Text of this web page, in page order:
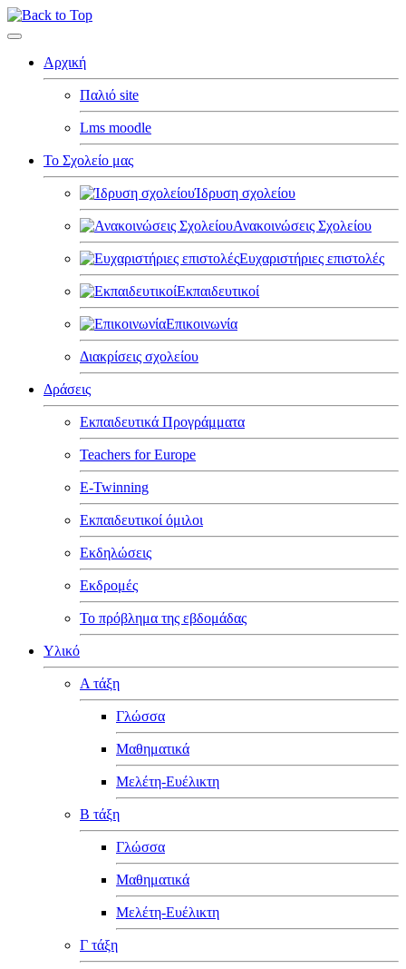
Αρχική
Παλιό site
Lms moodle
Το Σχολείο μας
Ίδρυση σχολείου
Ανακοινώσεις Σχολείου
Ευχαριστήριες επιστολές
Εκπαιδευτικοί
Επικοινωνία
Διακρίσεις σχολείου
Δράσεις
Εκπαιδευτικά Προγράμματα
Teachers for Europe
E-Twinning
Εκπαιδευτικοί όμιλοι
Εκδηλώσεις
Εκδρομές
Το πρόβλημα της εβδομάδας
Υλικό
Α τάξη
Γλώσσα
Μαθηματικά
Μελέτη-Ευέλικτη
Β τάξη
Γλώσσα
Μαθηματικά
Μελέτη-Ευέλικτη
Γ τάξη